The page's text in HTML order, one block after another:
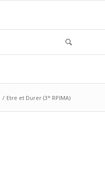
/ Etre et Durer (3° RPIMA)